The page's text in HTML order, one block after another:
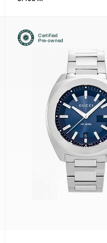
Certified
Pre-owned